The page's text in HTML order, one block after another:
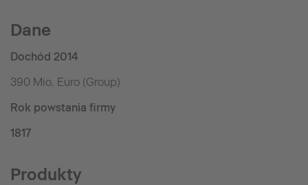
Dane
Dochód 2014
390 Mio. Euro (Group)
Rok powstania firmy
1817
Produkty